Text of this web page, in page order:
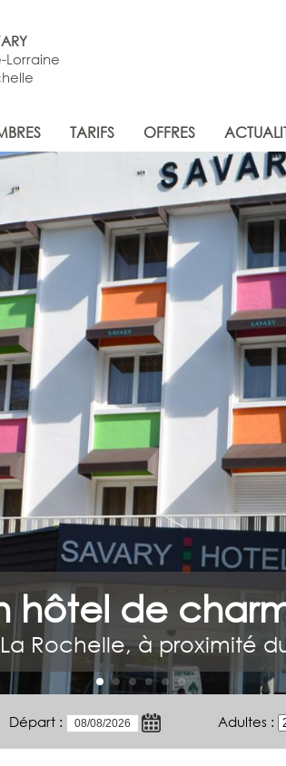
Lorraine
TARIFS OFFRES
hôtel de
Rochelle, à proximité
Départ : Adultes :